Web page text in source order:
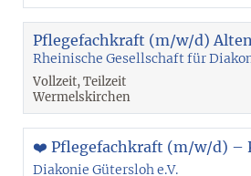
Rheinische Gesellschaft für
Vollzeit, Teilzeit
Wermelskirchen
Diakonie Gütersloh e.V.